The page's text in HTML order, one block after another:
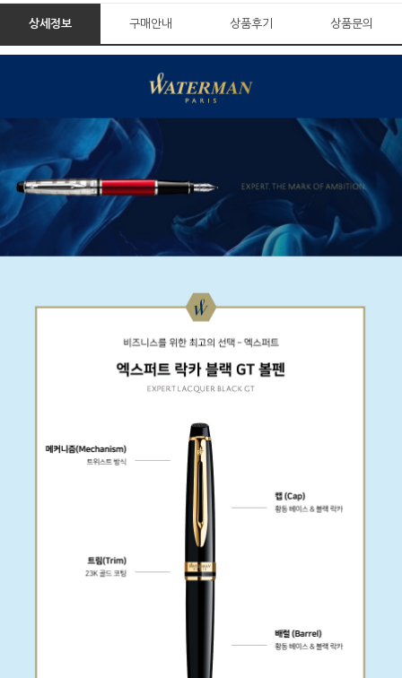
상세정보 구매안내 상품후기 상품문의